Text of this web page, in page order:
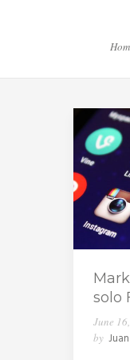
solo
June
by